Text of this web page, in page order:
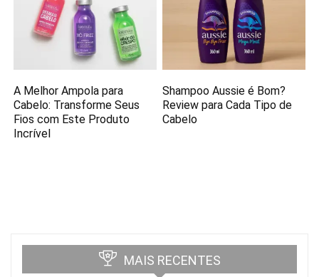
A Melhor Ampola para
Cabelo: Transforme Seus
Fios com Este Produto
Incrível
Shampoo Aussie é Bom?
Review para Cada Tipo de
Cabelo
MAIS RECENTES